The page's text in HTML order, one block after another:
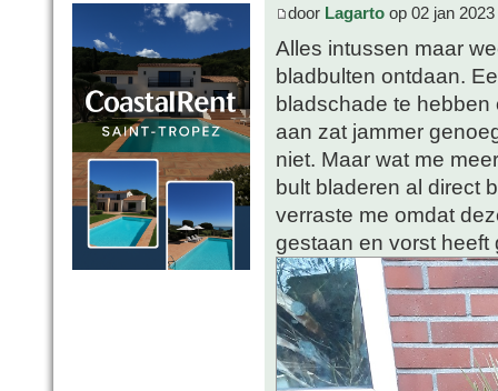
door Lagarto op 02 jan
Alles intussen maar
bladbulten ontdaan.
bladschade te
aan zat jammer
niet. Maar wat me
bult bladeren al direct
verraste me omdat
gestaan en vorst heeft